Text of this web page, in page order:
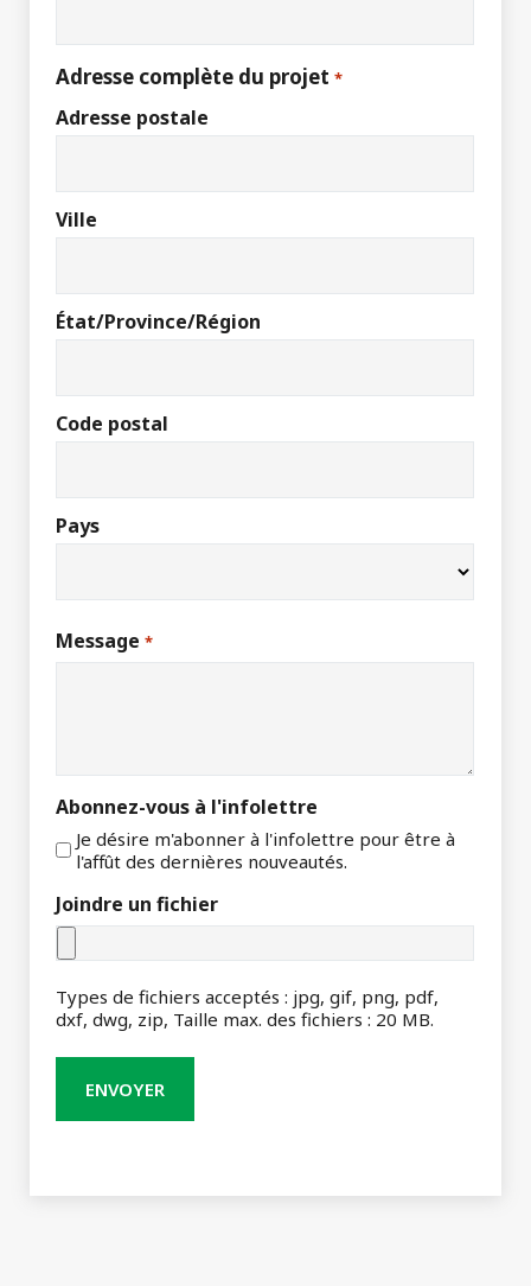
Adresse complète du projet *
Adresse postale
Ville
État/Province/Région
Code postal
Pays
Message *
Abonnez-vous à l'infolettre
Je désire m'abonner à l'infolettre pour être à
l'affût des dernières nouveautés.
Joindre un fichier
Types de fichiers acceptés : jpg, gif, png, pdf,
dxf, dwg, zip, Taille max. des fichiers : 20 MB.